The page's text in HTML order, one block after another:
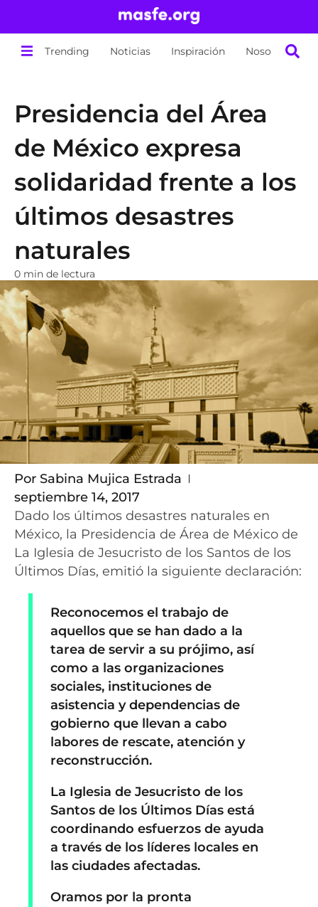
Trending Noticias Inspiración Nosotros
Presidencia del Área
de México expresa
solidaridad frente a los
últimos desastres
naturales
0 min de lectura
Por Sabina Mujica Estrada
septiembre 14, 2017
Dado los últimos desastres naturales en
México, la Presidencia de Área de México de
La Iglesia de Jesucristo de los Santos de los
Últimos Días, emitió la siguiente declaración:
Reconocemos el trabajo de
aquellos que se han dado a la
tarea de servir a su prójimo, así
como a las organizaciones
sociales, instituciones de
asistencia y dependencias de
gobierno que llevan a cabo
labores de rescate, atención y
reconstrucción.
La Iglesia de Jesucristo de los
Santos de los Últimos Días está
coordinando esfuerzos de ayuda
a través de los líderes locales en
las ciudades afectadas.
Oramos por la pronta